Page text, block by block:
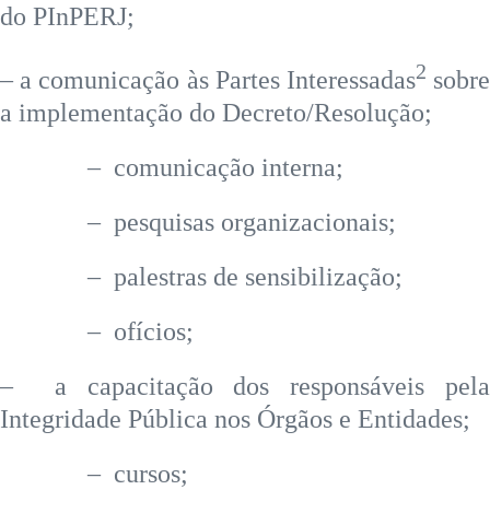
do PInPERJ;
– a comunicação às Partes Interessadas2 sobre
a implementação do Decreto/Resolução;
– comunicação interna;
– pesquisas organizacionais;
– palestras de sensibilização;
– ofícios;
– a capacitação dos responsáveis pela
Integridade Pública nos Órgãos e Entidades;
– cursos;